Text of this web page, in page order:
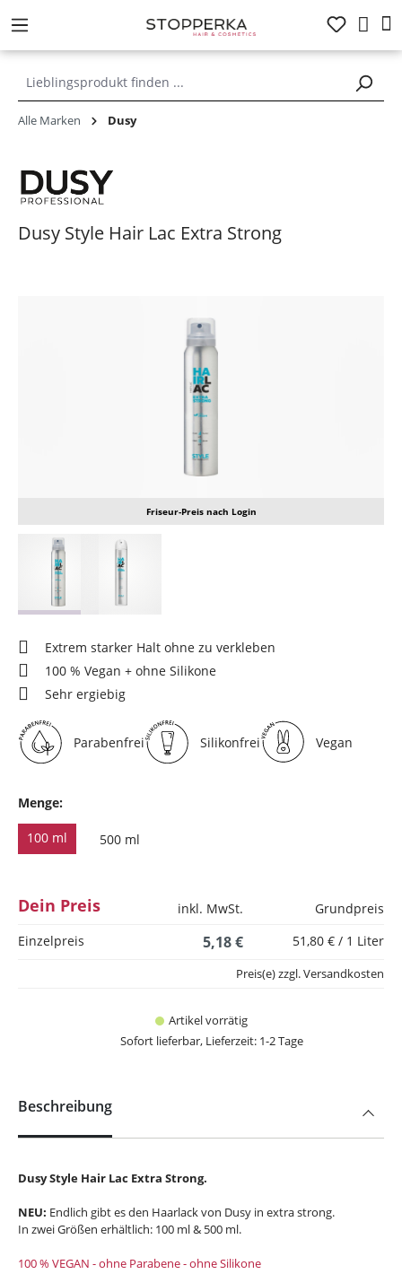
springen
Alle Marken Dusy
Dusy Style Hair Lac Extra Strong
Friseur-Preis nach Login
Extrem starker Halt ohne zu verkleben
100 % Vegan + ohne Silikone
Sehr ergiebig
Parabenfrei Silikonfrei Vegan
Menge:
100 ml 500 ml
Dein Preis inkl. MwSt.
Grundpreis
Einzelpreis
5,18 € 51,80 € / 1 Liter
Artikel vorrätig
Sofort lieferbar, Lieferzeit: 1-2 Tage
Preis(e) zzgl. Versandkosten
Beschreibung
Dusy Style Hair Lac Extra Strong.
NEU: Endlich gibt es den Haarlack von Dusy in extra strong.
In zwei Größen erhältlich: 100 ml & 500 ml.
100 % VEGAN - ohne Parabene - ohne Silikone